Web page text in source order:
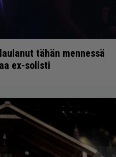
tähän mennessä
ex-solisti